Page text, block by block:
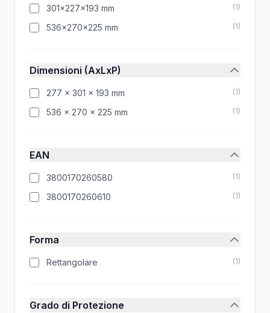
301x227x193 mm (1)
536x270x225 mm (1)
Dimensioni (AxLxP)
277 x 301 x 193 mm (1)
536 x 270 x 225 mm (1)
EAN
3800170260580 (1)
3800170260610 (1)
Forma
Rettangolare (1)
Grado di Protezione